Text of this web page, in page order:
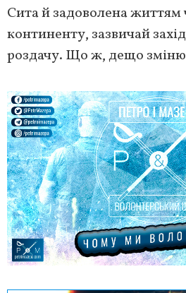
Сита й задоволена життям
континенту, зазвичай
роздачу. Що ж, дещо